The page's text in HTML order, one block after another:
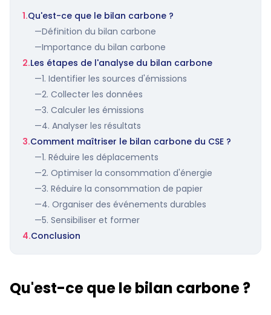
1.Qu'est-ce que le bilan carbone ?
—Définition du bilan carbone
—Importance du bilan carbone
2.Les étapes de l'analyse du bilan carbone
—1. Identifier les sources d'émissions
—2. Collecter les données
—3. Calculer les émissions
—4. Analyser les résultats
3.Comment maîtriser le bilan carbone du CSE ?
—1. Réduire les déplacements
—2. Optimiser la consommation d'énergie
—3. Réduire la consommation de papier
—4. Organiser des événements durables
—5. Sensibiliser et former
4.Conclusion
Qu'est-ce que le bilan carbone ?